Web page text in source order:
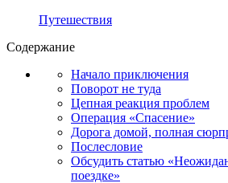
Путешествия
Содержание
Начало приключения
Поворот не туда
Цепная реакция проблем
Операция «Спасение»
Дорога домой, полная
Послесловие
Обсудить статью
поездке»